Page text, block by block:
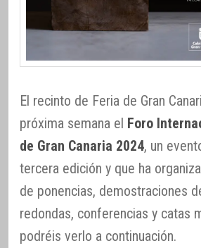
El recinto de Feria de Gran
próxima semana el Foro
de Gran Canaria 2024, un
tercera edición y que ha
de ponencias, demostraciones
redondas, conferencias y catas
podréis verlo a continuación.